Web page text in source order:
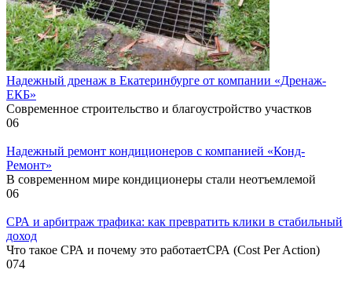
Надежный дренаж в Екатеринбурге от компании «Дренаж-
ЕКБ»
Современное строительство и благоустройство участков
06
Надежный ремонт кондиционеров с компанией «Конд-
Ремонт»
В современном мире кондиционеры стали неотъемлемой
06
СРА и арбитраж трафика: как превратить клики в стабильный
доход
Что такое СРА и почему это работаетСРА (Cost Per Action)
074